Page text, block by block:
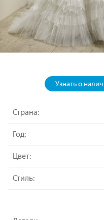
Узнать о
Страна:
Год:
Цвет:
Стиль: